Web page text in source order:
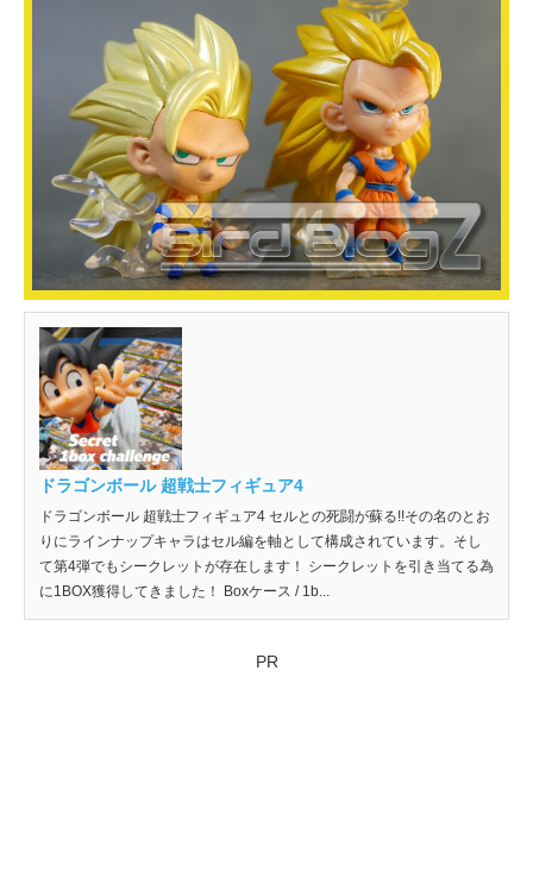
ドラゴンボール 超戦士フィギュア4
ドラゴンボール 超戦士フィギュア4 セルとの死闘が蘇る!!その名のとお
りにラインナップキャラはセル編を軸として構成されています。そし
て第4弾でもシークレットが存在します！ シークレットを引き当てる為
に1BOX獲得してきました！ Boxケース / 1b...
PR